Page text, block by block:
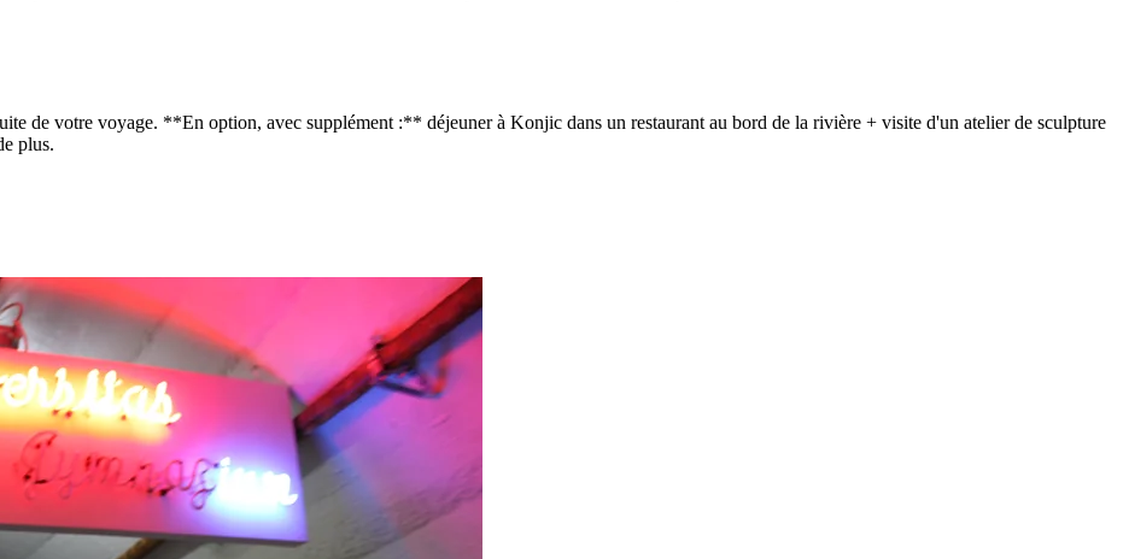
de votre voyage. **En option, avec supplément :** déjeuner à Konjic dans un restaurant au bord de la rivière + visite d'un atelier de sculpture
plus.